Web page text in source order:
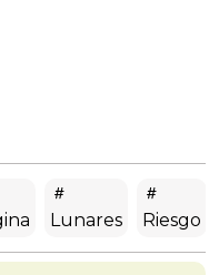
Lunares Riesgo